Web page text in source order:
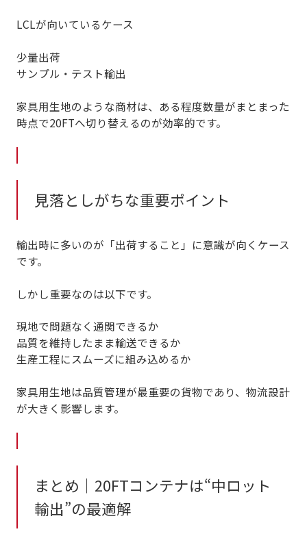
LCLが向いているケース
少量出荷
サンプル・テスト輸出
家具用生地のような商材は、 ある程度数量がまとまった
時点で20FTへ切り替えるのが効率的です。
見落としがちな重要ポイント
輸出時に多いのが「出荷すること」に意識が向くケース
です。
しかし重要なのは以下です。
現地で問題なく通関できるか
品質を維持したまま輸送できるか
生産工程にスムーズに組み込めるか
家具用生地は品質管理が最重要の貨物であり、物流設計
が大きく影響します。
まとめ｜20FTコンテナは“中ロット
輸出”の最適解